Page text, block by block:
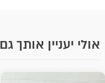
אולי יעניין אותך גם